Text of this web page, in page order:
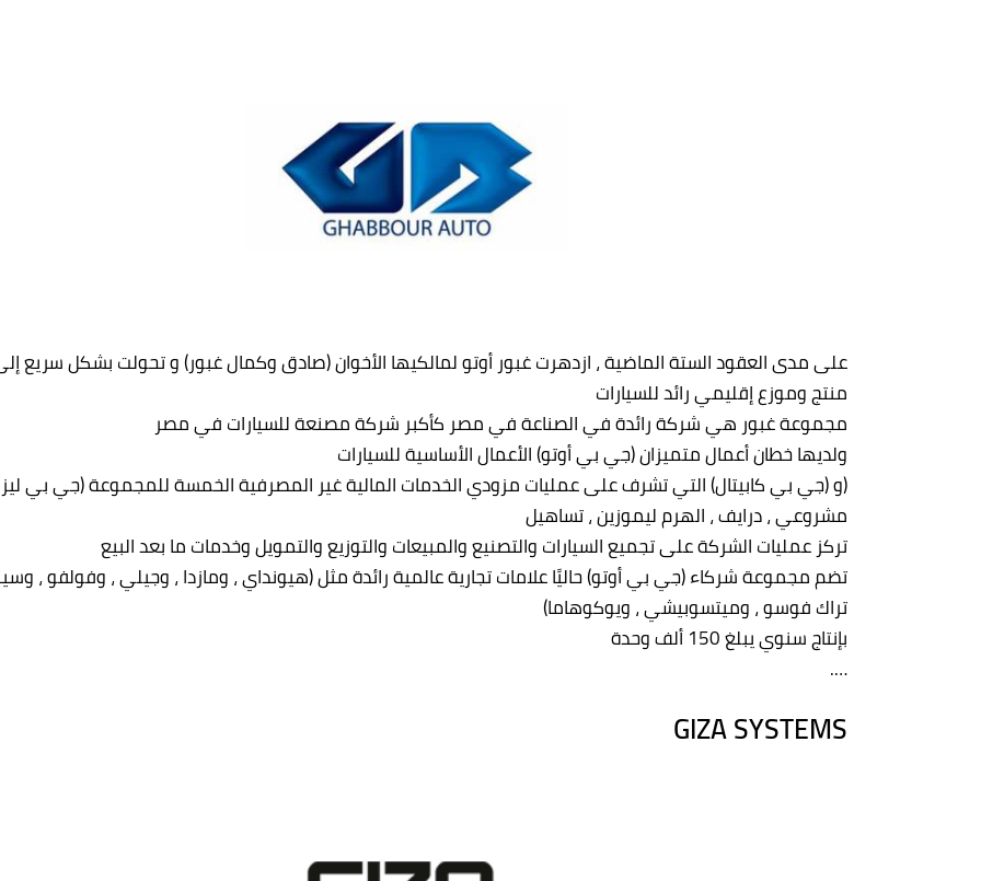
على مدى العقود الستة الماضية ، ازدهرت غبور أوتو لمالكيها الأخوان (صادق وكمال غبور) و تحولت بشكل سريع
منتج وموزع إقليمي رائد للسيارات
مجموعة غبور هي شركة رائدة في الصناعة في مصر كأكبر شركة مصنعة للسيارات في مصر
ولديها خطان أعمال متميزان (جي بي أوتو) الأعمال الأساسية للسيارات
(و (جي بي كابيتال) التي تشرف على عمليات مزودي الخدمات المالية غير المصرفية الخمسة للمجموعة (جي بي
مشروعي ، درايف ، الهرم ليموزين ، تساهيل
تركز عمليات الشركة على تجميع السيارات والتصنيع والمبيعات والتوزيع والتمويل وخدمات ما بعد البيع
تضم مجموعة شركاء (جي بي أوتو) حاليًا علامات تجارية عالمية رائدة مثل (هيونداي ، ومازدا ، وجيلي ، وفولفو ،
تراك فوسو ، وميتسوبيشي ، ويوكوهاما)
بإنتاج سنوي يبلغ 150 ألف وحدة
….
GIZA SYSTEMS